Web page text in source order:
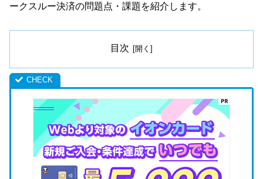
ークスルー決済の問題点・課題を紹介します。
目次